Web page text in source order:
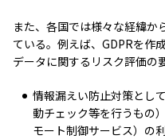
また、各国では様々な経緯か
ている。例えば、GDPRを作
データに関するリスク評価の
情報漏えい防止対策とし
動チェック等を行うもの
モート制御サービス）の